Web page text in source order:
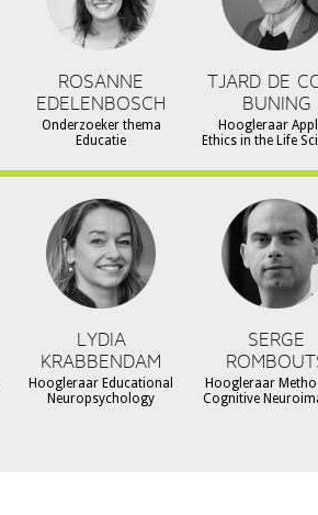
ROSANNE
EDELENBOSCH
Onderzoeker thema
Educatie
TJARD DE
BUNING
Hoogleraar
Ethics in the Life
LYDIA
KRABBENDAM
Hoogleraar Educational
Neuropsychology
SERGE
Hoogleraar
Cognitive